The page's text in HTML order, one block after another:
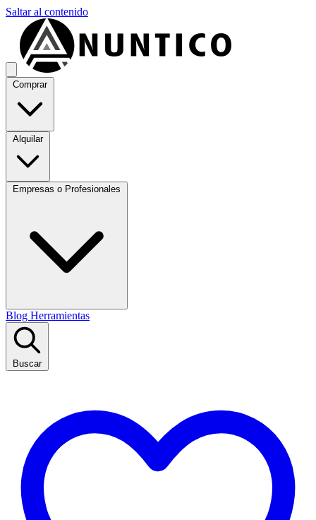
Saltar al contenido
Comprar
Alquilar
Empresas o Profesionales
Blog Herramientas
Buscar